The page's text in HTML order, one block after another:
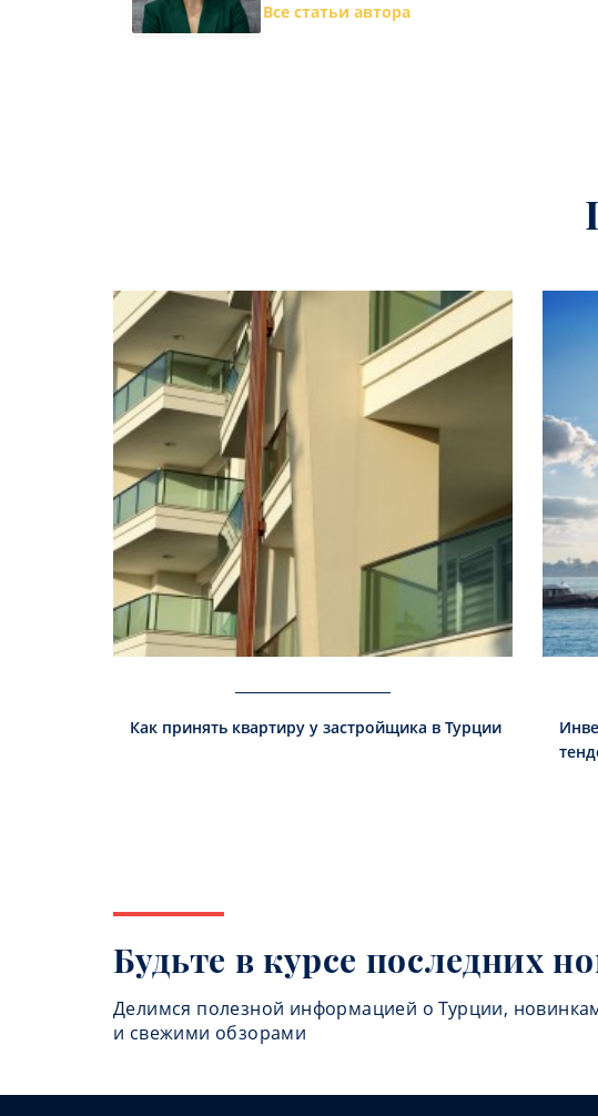
Все статьи автора
Как принять квартиру у застройщика в Турции
Будьте в курсе последних
Делимся полезной информацией о Турции,
и свежими обзорами